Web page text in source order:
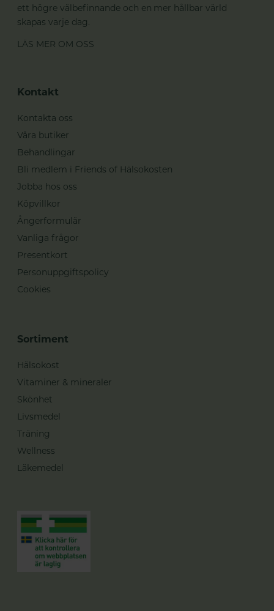
ett högre välbefinnande och en mer hållbar värld
skapas varje dag.
LÄS MER OM OSS
Kontakt
Kontakta oss
Våra butiker
Behandlingar
Bli medlem i Friends of Hälsokosten
Jobba hos oss
Köpvillkor
Ångerformulär
Vanliga frågor
Presentkort
Personuppgiftspolicy
Cookies
Sortiment
Hälsokost
Vitaminer & mineraler
Skönhet
Livsmedel
Träning
Wellness
Läkemedel